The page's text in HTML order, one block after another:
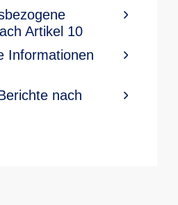
Artikel 10
Informationen
nach